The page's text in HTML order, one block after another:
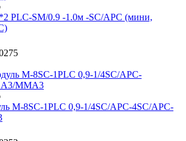
PLC-SM/0.9 -1.0м -SC/APC (мини,
М-8SC-1PLC 0,9-1/4SC/APC-4SC/APC-